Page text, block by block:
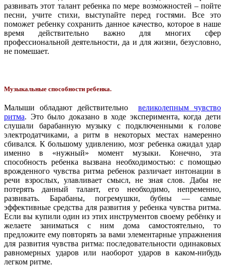
развивать этот талант ребенка по мере возможностей – пойте
песни, учите стихи, выступайте перед гостями. Все это
поможет ребенку сохранить данное качество, которое в наше
время действительно важно для многих сфер
профессиональной деятельности, да и для жизни, безусловно,
не помешает.
Музыкальные способности ребенка.
Малыши обладают действительно великолепным чувство
ритма. Это было доказано в ходе эксперимента, когда дети
слушали барабанную музыку с подключенными к голове
электродатчиками, а ритм в некоторых местах намеренно
сбивался. К большому удивлению, мозг ребенка ожидал удар
именно в «нужный» момент музыки. Конечно, эта
способность ребенка вызвана необходимостью: с помощью
врожденного чувства ритма ребенок различает интонации в
речи взрослых, улавливает смысл, не зная слов. Дабы не
потерять данный талант, его необходимо, непременно,
развивать. Барабаны, погремушки, бубны — самые
эффективные средства для развития у ребенка чувства ритма.
Если вы купили один из этих инструментов своему ребёнку и
желаете заниматься с ним дома самостоятельно, то
предложите ему повторять за вами элементарные упражнения
для развития чувства ритма: последовательности одинаковых
равномерных ударов или наоборот ударов в каком-нибудь
легком ритме.